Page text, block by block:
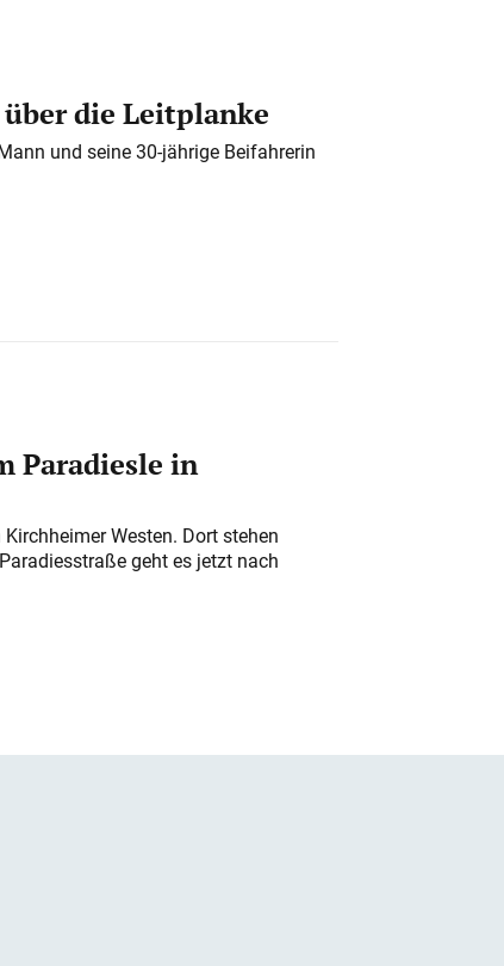
die Leitplanke
und seine 30-jährige Beifahrerin
Paradiesle in
Westen. Dort stehen
geht es jetzt nach